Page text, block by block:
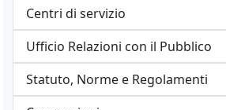
Centri di servizio
Ufficio Relazioni con il Pubblico
Statuto, Norme e Regolamenti